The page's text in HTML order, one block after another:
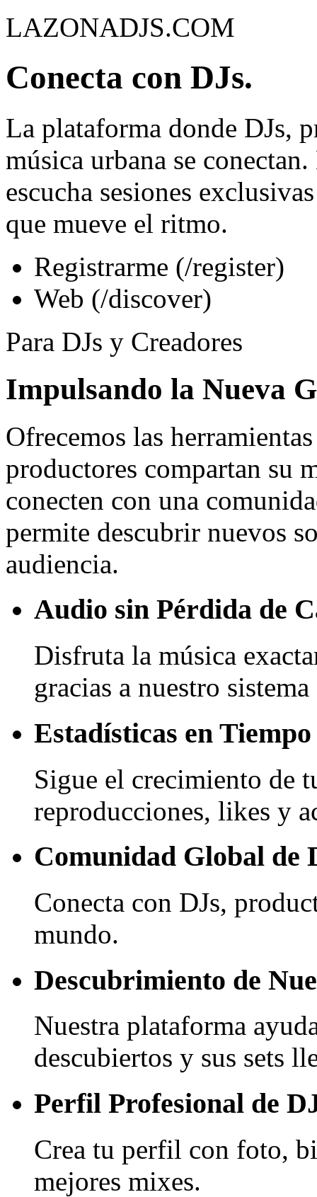
LAZONADJS.COM
Conecta con DJs.
La plataforma donde DJs,
música urbana se
escucha sesiones
que mueve el ritmo.
Registrarme (/register)
Web (/discover)
Para DJs y Creadores
Impulsando la Nueva
Ofrecemos las
productores compartan su
conecten con una
permite descubrir nuevos
audiencia.
Audio sin Pérdida de
Disfruta la música
gracias a nuestro
Estadísticas en
Sigue el crecimiento de
reproducciones, likes y
Comunidad Global de
Conecta con DJs,
mundo.
Descubrimiento de
Nuestra plataforma
descubiertos y sus sets
Perfil Profesional de
Crea tu perfil con foto,
mejores mixes.